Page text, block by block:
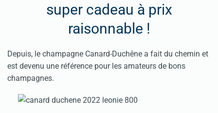
super cadeau à prix
raisonnable !
Depuis, le champagne Canard-Duchêne a fait du chemin et
est devenu une référence pour les amateurs de bons
champagnes.